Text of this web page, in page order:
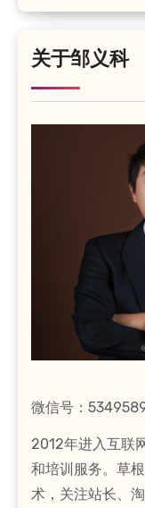
关于邹义科
微信号：
2012年进入互联
和培训服务。草
术，关注站长、